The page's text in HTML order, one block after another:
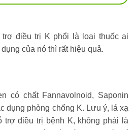
điều trị K phổi là loại thuốc ai
của nó thì rất hiệu quả.
có chất Fannavolnoid, Saponin
dụng phòng chống K. Lưu ý, lá xạ
trợ điều trị bệnh K, không phải là